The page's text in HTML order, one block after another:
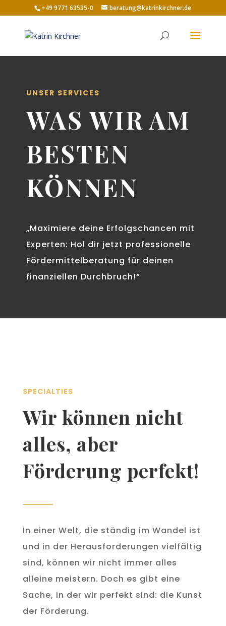
+49 9771 63535-0 beratung@katrinkirchner.de
UNSER SERVICES
WAS WIR AM
BESTEN
KÖNNEN
„Maximiere deine Erfolgschancen mit
Experten: Hol dir jetzt professionelle
Fördermittelberatung für deinen
finanziellen Durchbruch!“
SPECIALTIES
Wir können nicht
alles, aber
Förderung perfekt!
In einer Welt, die ständig im Wandel ist
und in der Herausforderungen vielfältig
sind, können wir nicht immer alles
alleine meistern. Doch es gibt eine
Sache, in der wir perfekt sind: die Kunst
der Förderung.